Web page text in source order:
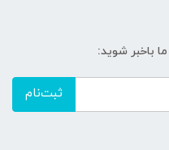
باخبر شوید:
ثبت‌نام